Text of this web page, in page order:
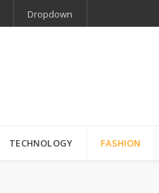
Dropdown
TECHNOLOGY FASHION